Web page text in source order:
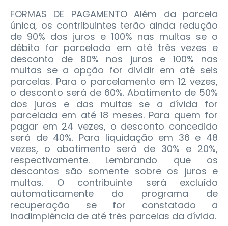
FORMAS DE PAGAMENTO Além da parcela
única, os contribuintes terão ainda redução
de 90% dos juros e 100% nas multas se o
débito for parcelado em até três vezes e
desconto de 80% nos juros e 100% nas
multas se a opção for dividir em até seis
parcelas. Para o parcelamento em 12 vezes,
o desconto será de 60%. Abatimento de 50%
dos juros e das multas se a dívida for
parcelada em até 18 meses. Para quem for
pagar em 24 vezes, o desconto concedido
será de 40%. Para liquidação em 36 e 48
vezes, o abatimento será de 30% e 20%,
respectivamente. Lembrando que os
descontos são somente sobre os juros e
multas. O contribuinte será excluído
automaticamente do programa de
recuperação se for constatado a
inadimplência de até três parcelas da dívida.